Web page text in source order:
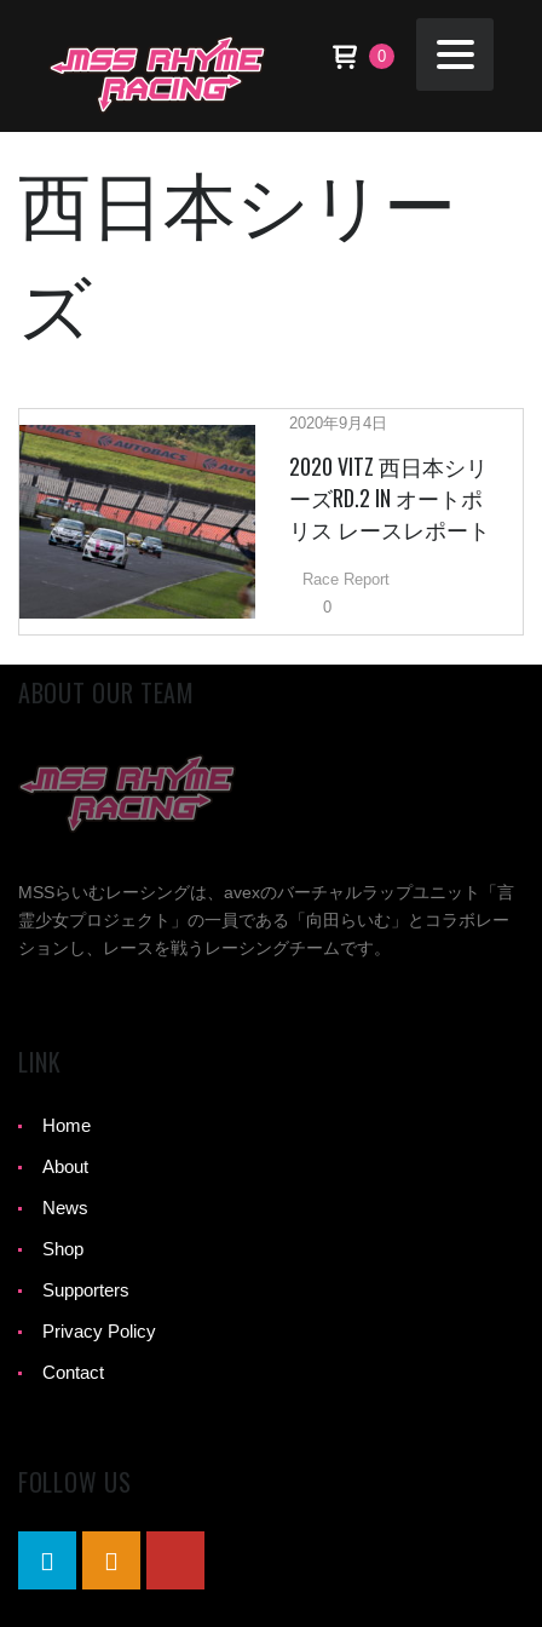
0
西日本シリー
ズ
2020年9月4日
2020 VITZ 西日本シリ
ーズRD.2 IN オートポ
リス レースレポート
Race Report
0
ABOUT OUR TEAM
MSSらいむレーシングは、avexのバーチャルラップユニット「言
霊少女プロジェクト」の一員である「向田らいむ」とコラボレー
ションし、レースを戦うレーシングチームです。
LINK
Home
About
News
Shop
Supporters
Privacy Policy
Contact
FOLLOW US